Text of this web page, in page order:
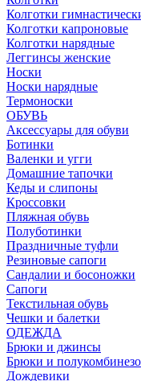
Колготки
Колготки капроновые
Колготки нарядные
Леггинсы женские
Носки
Носки нарядные
Термоноски
ОБУВЬ
Аксессуары для обуви
Ботинки
Валенки и угги
Домашние тапочки
Кеды и слипоны
Кроссовки
Пляжная обувь
Полуботинки
Праздничные туфли
Резиновые сапоги
Сандалии и босоножки
Сапоги
Текстильная обувь
Чешки и балетки
ОДЕЖДА
Брюки и джинсы
Брюки и
Дождевики